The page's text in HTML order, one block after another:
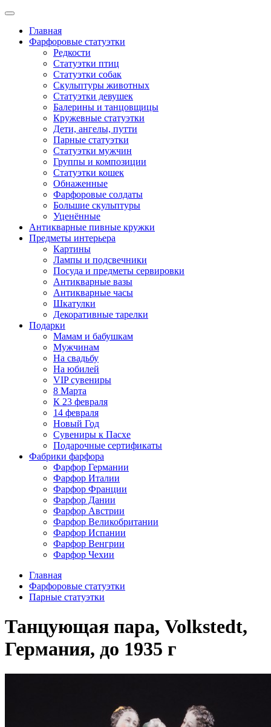
Главная
Фарфоровые статуэтки
Редкости
Cтатуэтки птиц
Cтатуэтки собак
Скульптуры животных
Статуэтки девушек
Балерины и танцовщицы
Кружевные статуэтки
Дети, ангелы, путти
Парные статуэтки
Статуэтки мужчин
Группы и композиции
Статуэтки кошек
Обнаженные
Фарфоровые солдаты
Большие скульптуры
Уценённые
Антикварные пивные кружки
Предметы интерьера
Картины
Лампы и подсвечники
Посуда и предметы сервировки
Антикварные вазы
Антикварные часы
Шкатулки
Декоративные тарелки
Подарки
Мамам и бабушкам
Мужчинам
На свадьбу
На юбилей
VIP сувениры
8 Марта
К 23 февраля
14 февраля
Новый Год
Сувениры к Пасхе
Подарочные сертификаты
Фабрики фарфора
Фарфор Германии
Фарфор Италии
Фарфор Франции
Фарфор Дании
Фарфор Австрии
Фарфор Великобритании
Фарфор Испании
Фарфор Венгрии
Фарфор Чехии
Главная
Фарфоровые статуэтки
Парные статуэтки
Танцующая пара, Volkstedt,
Германия, до 1935 г